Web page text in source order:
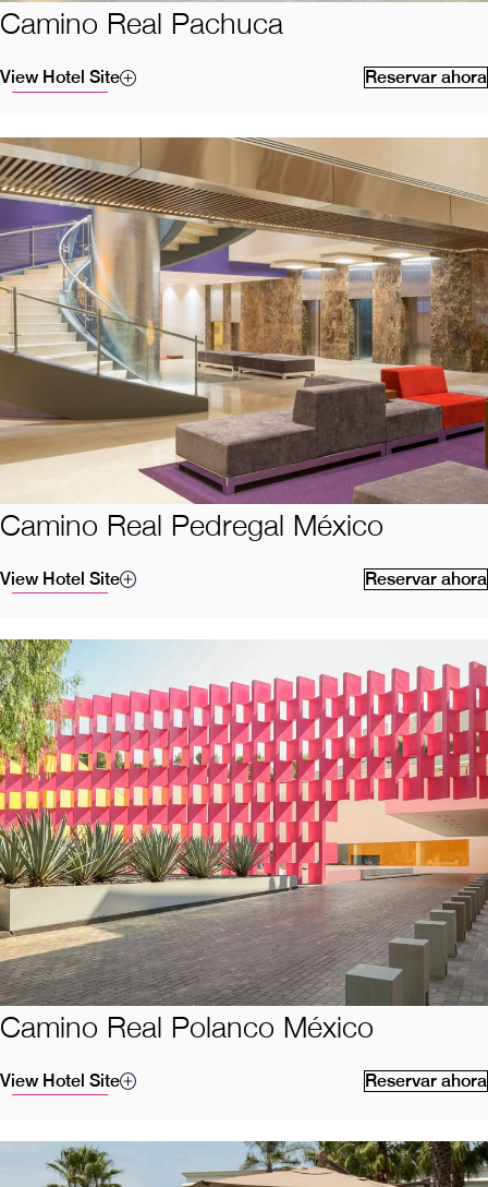
Camino Real Pachuca
Reservar ahora
View Hotel Site
Camino Real Pedregal México
Reservar ahora
View Hotel Site
Camino Real Polanco México
Reservar ahora
View Hotel Site